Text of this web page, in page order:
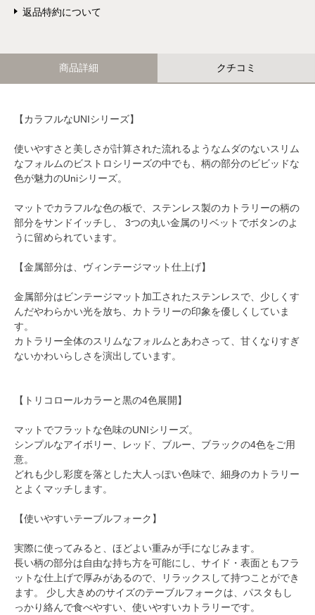
返品特約について
商品詳細 クチコミ
【カラフルなUNIシリーズ】
使いやすさと美しさが計算された流れるようなムダのないスリム
なフォルムのビストロシリーズの中でも、柄の部分のビビッドな
色が魅力のUniシリーズ。
マットでカラフルな色の板で、ステンレス製のカトラリーの柄の
部分をサンドイッチし、 3つの丸い金属のリベットでボタンのよ
うに留められています。
【金属部分は、ヴィンテージマット仕上げ】
金属部分はビンテージマット加工されたステンレスで、少しくす
んだやわらかい光を放ち、カトラリーの印象を優しくしていま
す。
カトラリー全体のスリムなフォルムとあわさって、甘くなりすぎ
ないかわいらしさを演出しています。
【トリコロールカラーと黒の4色展開】
マットでフラットな色味のUNIシリーズ。
シンプルなアイボリー、レッド、ブルー、ブラックの4色をご用
意。
どれも少し彩度を落とした大人っぽい色味で、細身のカトラリー
とよくマッチします。
【使いやすいテーブルフォーク】
実際に使ってみると、ほどよい重みが手になじみます。
長い柄の部分は自由な持ち方を可能にし、サイド・表面ともフラ
ットな仕上げで厚みがあるので、リラックスして持つことができ
ます。 少し大きめのサイズのテーブルフォークは、パスタもし
っかり絡んで食べやすい、使いやすいカトラリーです。